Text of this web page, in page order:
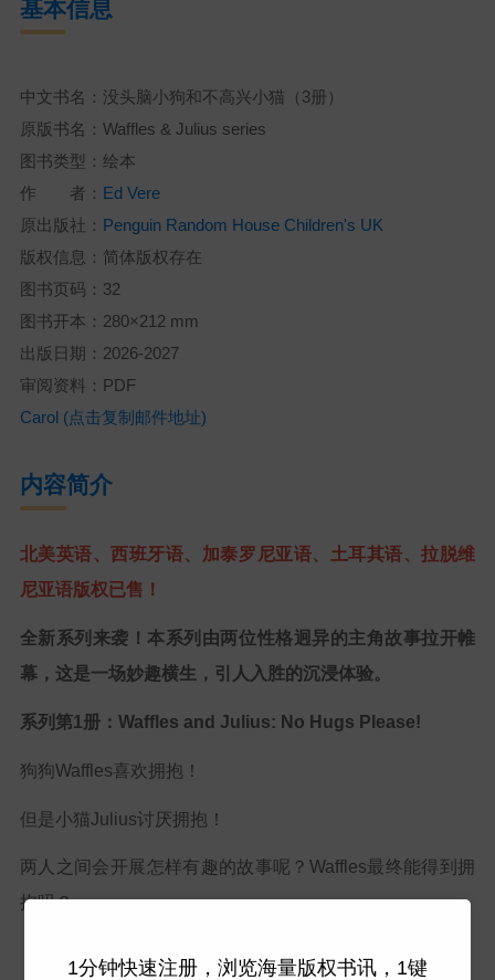
基本信息
中文书名：没头脑小狗和不高兴小猫（3册）
原版书名：Waffles & Julius series
图书类型：绘本
作 者： Ed Vere
原出版社： Penguin Random House Children's UK
版权信息：简体版权存在
图书页码：32
图书开本：280×212 mm
出版日期：2026-2027
审阅资料：PDF
Carol (点击复制邮件地址)
内容简介
北美英语、西班牙语、加泰罗尼亚语、土耳其语、拉脱维
尼亚语版权已售！
全新系列来袭！本系列由两位性格迥异的主角故事拉开帷
幕，这是一场妙趣横生，引人入胜的沉浸体验。
系列第1册： Waffles and Julius: No Hugs Please!
狗狗Waffles喜欢拥抱！
但是小猫Julius讨厌拥抱！
两人之间会开展怎样有趣的故事呢？Waffles最终能得到拥
抱吗？
1分钟快速注册，浏览海量版权书讯，1键